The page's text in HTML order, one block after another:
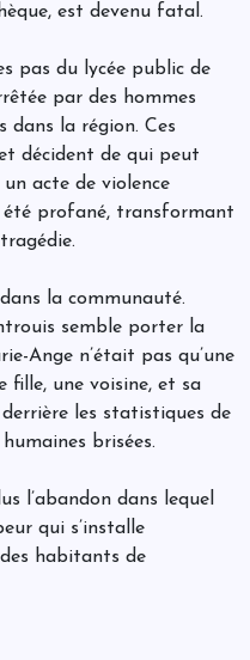
est devenu fatal.
pas du lycée public de
par des hommes
dans la région. Ces
décident de qui peut
acte de violence
été profané, transformant
la communauté.
semble porter la
Ange n’était pas qu’une
fille, une voisine, et sa
les statistiques de
brisées.
l’abandon dans lequel
qui s’installe
habitants de